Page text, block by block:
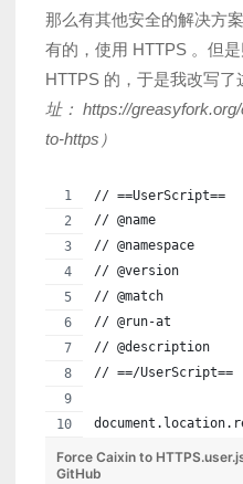
那么有其他安全的解决方
有的，使用 HTTPS 。但
HTTPS 的，于是我改写了
址： https://
to-https）
// ==UserScript==
// @name
// @namespace
// @version
// @match
// @run-at
// @description
// ==/UserScript==
Force Caixin to
GitHub